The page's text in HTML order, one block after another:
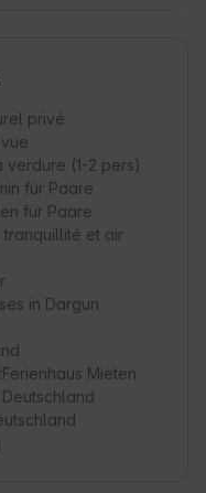
privé
verdure (1-2 pers)
für Paare
für Paare
et air
in Dargun
Ferienhaus Mieten